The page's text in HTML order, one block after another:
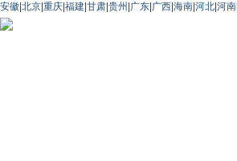
安徽 北京 重庆 福建 甘肃 贵州 广东 广西 海南 河北 河南